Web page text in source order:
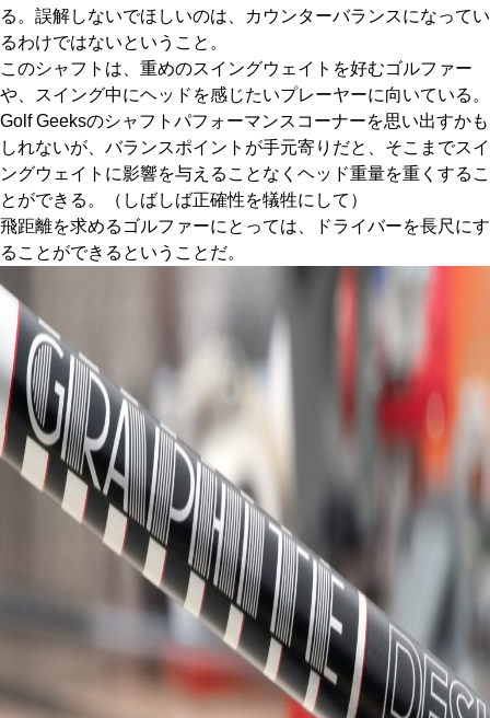
る。誤解しないでほしいのは、カウンターバランスになってい
るわけではないということ。
このシャフトは、重めのスイングウェイトを好むゴルファー
や、スイング中にヘッドを感じたいプレーヤーに向いている。
Golf Geeksのシャフトパフォーマンスコーナーを思い出すかも
しれないが、バランスポイントが手元寄りだと、そこまでスイ
ングウェイトに影響を与えることなくヘッド重量を重くするこ
とができる。（しばしば正確性を犠牲にして）
飛距離を求めるゴルファーにとっては、ドライバーを長尺にす
ることができるということだ。